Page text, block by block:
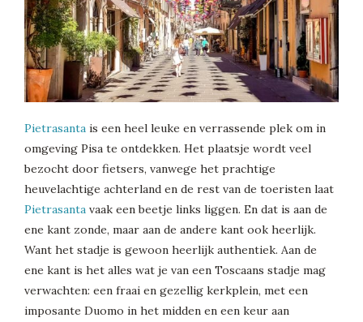
Pietrasanta is een heel leuke en verrassende plek om in
omgeving Pisa te ontdekken. Het plaatsje wordt veel
bezocht door fietsers, vanwege het prachtige
heuvelachtige achterland en de rest van de toeristen laat
Pietrasanta vaak een beetje links liggen. En dat is aan de
ene kant zonde, maar aan de andere kant ook heerlijk.
Want het stadje is gewoon heerlijk authentiek. Aan de
ene kant is het alles wat je van een Toscaans stadje mag
verwachten: een fraai en gezellig kerkplein, met een
imposante Duomo in het midden en een keur aan